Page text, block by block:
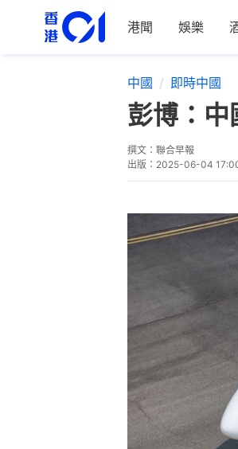
港聞 娛樂
中國 即時中國
彭博：中
撰文： 聯合早報
出版： 2025-06-04